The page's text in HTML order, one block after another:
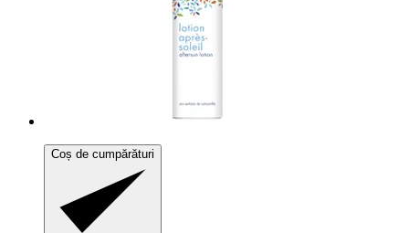
Coș de cumpărături